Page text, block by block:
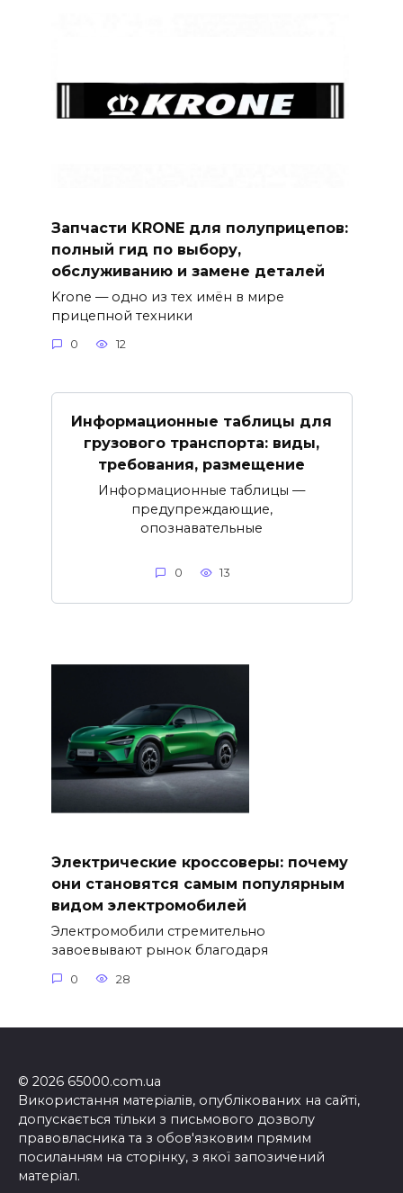
Запчасти KRONE для полуприцепов:
полный гид по выбору,
обслуживанию и замене деталей
Krone — одно из тех имён в мире
прицепной техники
0 12
Информационные таблицы для
грузового транспорта: виды,
требования, размещение
Информационные таблицы —
предупреждающие,
опознавательные
0 13
Электрические кроссоверы: почему
они становятся самым популярным
видом электромобилей
Электромобили стремительно
завоевывают рынок благодаря
0 28
© 2026 65000.com.ua
Використання матеріалів, опублікованих на сайті,
допускається тільки з письмового дозволу
правовласника та з обов'язковим прямим
посиланням на сторінку, з якої запозичений
матеріал.